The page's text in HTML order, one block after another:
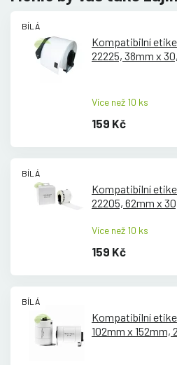
BÍLÁ
Kompatibilní
22225, 38mm x
Více než 10 ks
159 Kč
BÍLÁ
Kompatibilní
22205, 62mm x
Více než 10 ks
159 Kč
BÍLÁ
Kompatibilní
102mm x 152mm,